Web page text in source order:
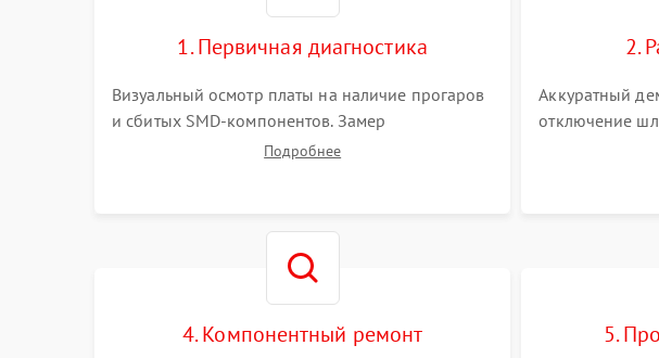
1. Первичная диагностика
Визуальный осмотр платы на наличие прогаров
и сбитых SMD-компонентов. Замер
сопротивлений на линиях питания PCI-E и
Подробнее
2.
Аккуратный
отключение
старой
4. Компонентный ремонт 5.